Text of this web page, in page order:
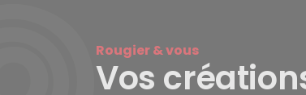
Rougier & vous
Vos